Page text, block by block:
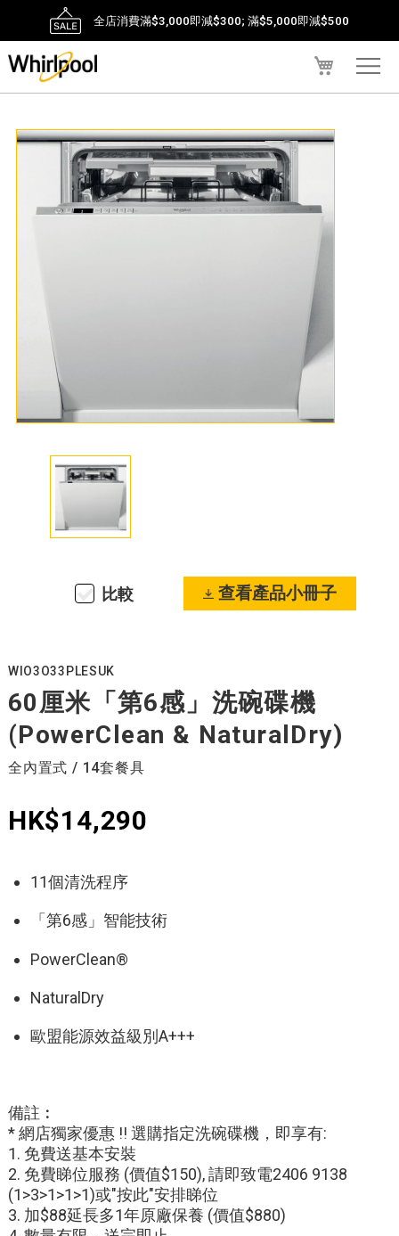
我的購物車
全店消費滿$3,000即減$300; 滿$5,000即減$500
比較 查看產品小冊子
WIO3O33PLESUK
60厘米「第6感」洗碗碟機
(PowerClean & NaturalDry)
全內置式 / 14套餐具
HK$14,290
11個清洗程序
「第6感」智能技術
PowerClean®
NaturalDry
歐盟能源效益級別A+++
備註︰
* 網店獨家優惠 !! 選購指定洗碗碟機，即享有:
1. 免費送基本安裝
2. 免費睇位服務 (價值$150), 請即致電2406 9138
(1>3>1>1>1)或"按此"安排睇位
3. 加$88延長多1年原廠保養 (價值$880)